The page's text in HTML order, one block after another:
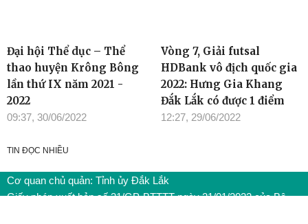
Đại hội Thể dục – Thể
thao huyện Krông Bông
lần thứ IX năm 2021 -
2022
09:37, 30/06/2022
Vòng 7, Giải futsal
HDBank vô địch quốc gia
2022: Hưng Gia Khang
Đắk Lắk có được 1 điểm
12:27, 29/06/2022
TIN ĐỌC NHIỀU
Cơ quan chủ quản: Tỉnh ủy Đắk Lắk
Giấy phép xuất bản số 31/GP-BTTTT ngày 21/01/2022 của Bộ